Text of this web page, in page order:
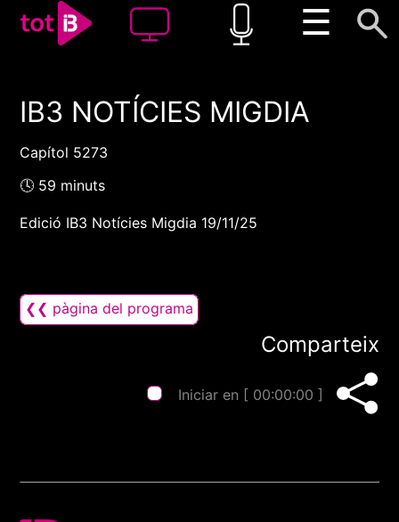
☰
00:00 00:00
IB3 NOTÍCIES MIGDIA
Capítol 5273
🕓 59 minuts
Edició IB3 Notícies Migdia 19/11/25
❮❮ pàgina del programa
Comparteix
Iniciar en [ 00:00:00 ]